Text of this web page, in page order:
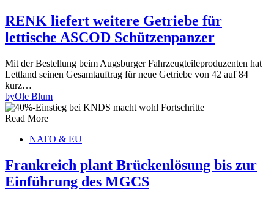
RENK liefert weitere Getriebe für
lettische ASCOD Schützenpanzer
Mit der Bestellung beim Augsburger Fahrzeugteileproduzenten hat
Lettland seinen Gesamtauftrag für neue Getriebe von 42 auf 84
kurz…
byOle Blum
Read More
NATO & EU
Frankreich plant Brückenlösung bis zur
Einführung des MGCS